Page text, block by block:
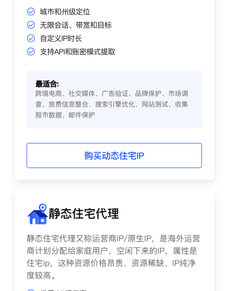
城市和州级定位
无限会话、带宽和目标
自定义IP时长
支持API和账密模式提取
最适合:
跨境电商、社交媒体、广告验证、品牌保护、市场调
查、旅费信息整合、搜索引擎优化、网站测试、收集
股市数据、邮件保护
购买动态住宅IP
静态住宅代理
静态住宅代理又称运营商IP/原生IP，是海外运营
商计划分配给家庭用户，空闲下来的IP，属性是
住宅ip，这种资源价格昂贵、资源稀缺、IP纯净
度较高。